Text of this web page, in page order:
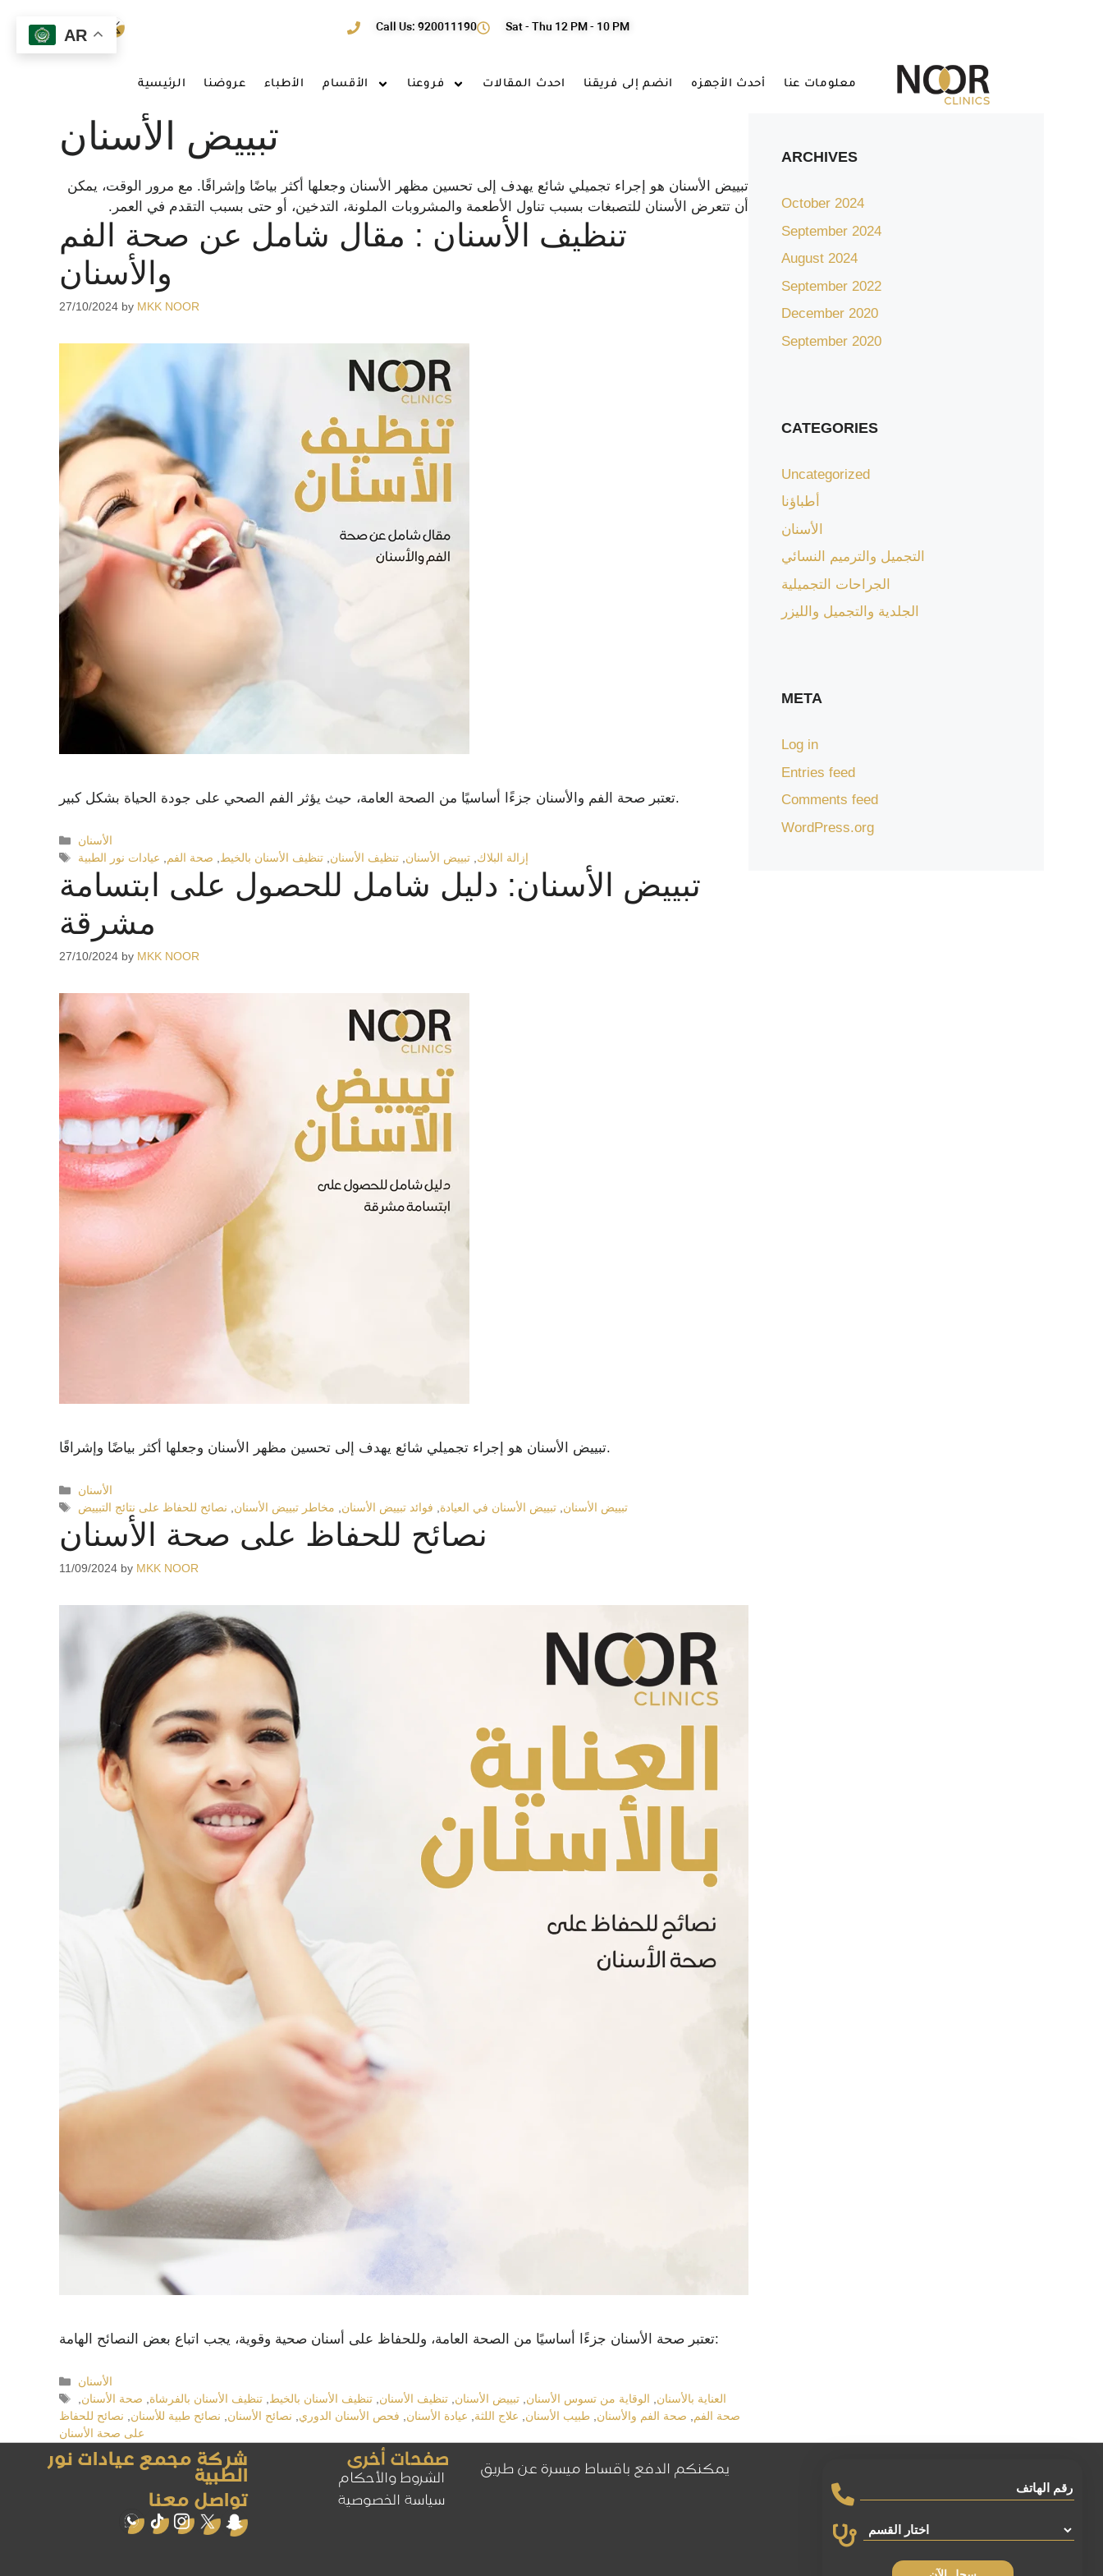
Call Us: 920011190 Sat - Thu 12 PM - 10 PM
الرئيسية عروضنا الأطباء الأقسام فروعنا احدث المقالات انضم إلى فريقنا أحدث الأجهزه معلومات عنا
تبييض الأسنان
تبييض الأسنان هو إجراء تجميلي شائع يهدف إلى تحسين مظهر الأسنان وجعلها أكثر بياضًا وإشراقًا. مع مرور الوقت، يمكن
أن تتعرض الأسنان للتصبغات بسبب تناول الأطعمة والمشروبات الملونة، التدخين، أو حتى بسبب التقدم في العمر.
تنظيف الأسنان : مقال شامل عن صحة الفم
والأسنان
27/10/2024 by MKK NOOR
تعتبر صحة الفم والأسنان جزءًا أساسيًا من الصحة العامة، حيث يؤثر الفم الصحي على جودة الحياة بشكل كبير.
الأسنان
إزالة البلاك تبييض الأسنان تنظيف الأسنان تنظيف الأسنان بالخيط صحة الفم عيادات نور الطبية
تبييض الأسنان: دليل شامل للحصول على ابتسامة
مشرقة
27/10/2024 by MKK NOOR
تبييض الأسنان هو إجراء تجميلي شائع يهدف إلى تحسين مظهر الأسنان وجعلها أكثر بياضًا وإشراقًا.
الأسنان
تبييض الأسنان, تبييض الأسنان في العيادة, فوائد تبييض الأسنان, مخاطر تبييض الأسنان, نصائح للحفاظ على نتائج التبييض
نصائح للحفاظ على صحة الأسنان
11/09/2024 by MKK NOOR
تعتبر صحة الأسنان جزءًا أساسيًا من الصحة العامة، وللحفاظ على أسنان صحية وقوية، يجب اتباع بعض النصائح الهامة:
الأسنان
العناية بالأسنان, الوقاية من تسوس الأسنان, تبييض الأسنان, تنظيف الأسنان, تنظيف الأسنان بالخيط, تنظيف الأسنان بالفرشاة, صحة الأسنان,
صحة الفم, صحة الفم والأسنان, طبيب الأسنان, علاج اللثة, عيادة الأسنان, فحص الأسنان الدوري, نصائح الأسنان, نصائح طبية للأسنان, نصائح للحفاظ
على صحة الأسنان
ARCHIVES
October 2024
September 2024
August 2024
September 2022
December 2020
September 2020
CATEGORIES
Uncategorized
أطباؤنا
الأسنان
التجميل والترميم النسائي
الجراحات التجميلية
الجلدية والتجميل والليزر
META
Log in
Entries feed
Comments feed
WordPress.org
شركة مجمع عيادات نور
الطبية
تواصل معنا
صفحات أخرى
الشروط والأحكام
سياسة الخصوصية
يمكنكم الدفع باقساط ميسرة عن طريق
AR